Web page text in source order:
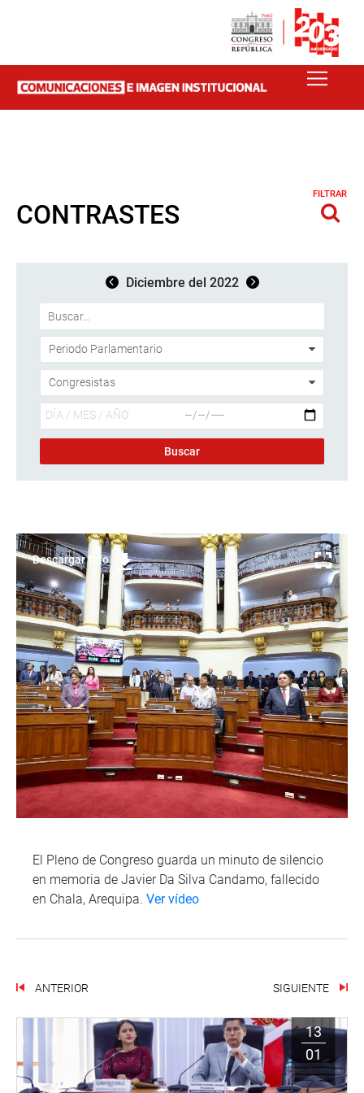
CONTRASTES
FILTRAR
Diciembre del 2022
Descargar foto
El Pleno de Congreso guarda un minuto de silencio
en memoria de Javier Da Silva Candamo, fallecido
en Chala, Arequipa. Ver vídeo
ANTERIOR SIGUIENTE
13
01